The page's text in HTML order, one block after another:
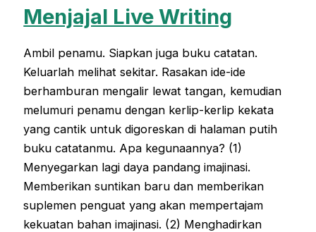
Menjajal Live Writing
Ambil penamu. Siapkan juga buku catatan.
Keluarlah melihat sekitar. Rasakan ide-ide
berhamburan mengalir lewat tangan, kemudian
melumuri penamu dengan kerlip-kerlip kekata
yang cantik untuk digoreskan di halaman putih
buku catatanmu. Apa kegunaannya? (1)
Menyegarkan lagi daya pandang imajinasi.
Memberikan suntikan baru dan memberikan
suplemen penguat yang akan mempertajam
kekuatan bahan imajinasi. (2) Menghadirkan